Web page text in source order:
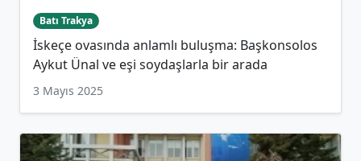
Batı Trakya
İskeçe ovasında anlamlı buluşma: Başkonsolos
Aykut Ünal ve eşi soydaşlarla bir arada
3 Mayıs 2025